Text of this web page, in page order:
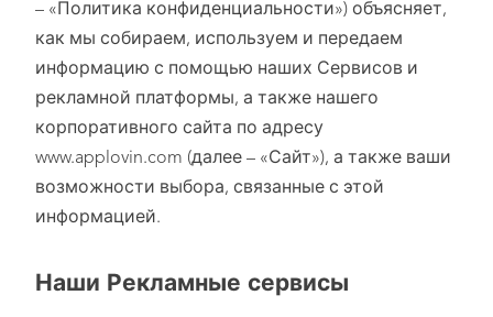
– «Политика конфиденциальности») объясняет,
как мы собираем, используем и передаем
информацию с помощью наших Сервисов и
рекламной платформы, а также нашего
корпоративного сайта по адресу
www.applovin.com (далее – «Сайт»), а также ваши
возможности выбора, связанные с этой
информацией.
Наши Рекламные сервисы